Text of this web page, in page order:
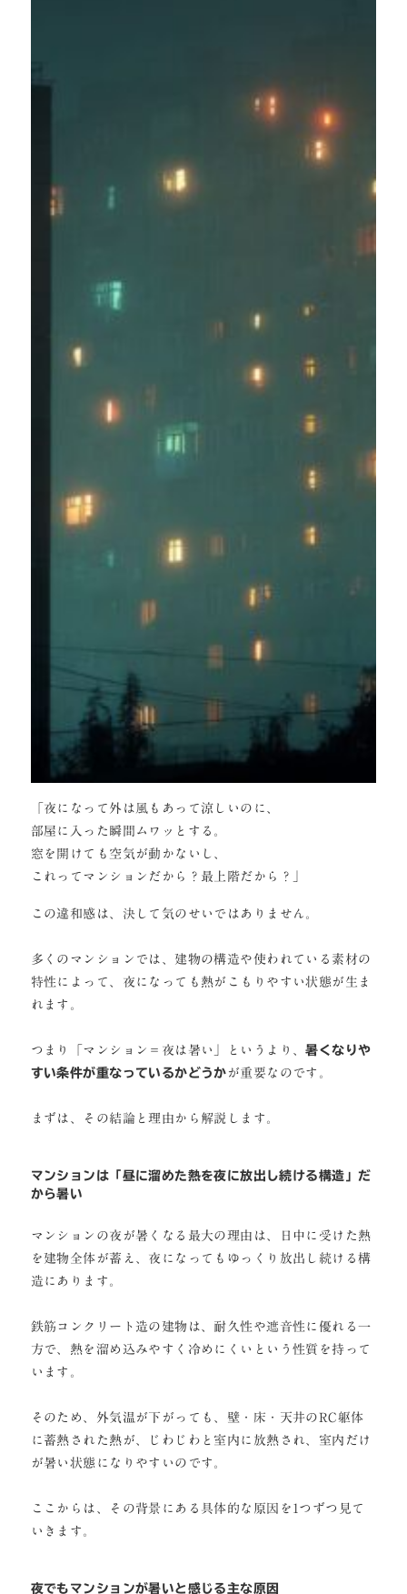
「夜になって外は風もあって涼しいのに、
部屋に入った瞬間ムワッとする。
窓を開けても空気が動かないし、
これってマンションだから？最上階だから？」
この違和感は、決して気のせいではありません。
多くのマンションでは、建物の構造や使われている素材の
特性によって、夜になっても熱がこもりやすい状態が生ま
れます。
つまり「マンション＝夜は暑い」というより、暑くなりや
すい条件が重なっているかどうか が重要なのです。
まずは、その結論と理由から解説します。
マンションは「昼に溜めた熱を夜に放出し続ける構造」だ
から暑い
マンションの夜が暑くなる最大の理由は、日中に受けた熱
を建物全体が蓄え、夜になってもゆっくり放出し続ける構
造にあります。
鉄筋コンクリート造の建物は、耐久性や遮音性に優れる一
方で、熱を溜め込みやすく冷めにくいという性質を持って
います。
そのため、外気温が下がっても、壁・床・天井のRC躯体
に蓄熱された熱が、じわじわと室内に放熱され、室内だけ
が暑い状態になりやすいのです。
ここからは、その背景にある具体的な原因を1つずつ見て
いきます。
夜でもマンションが暑いと感じる主な原因